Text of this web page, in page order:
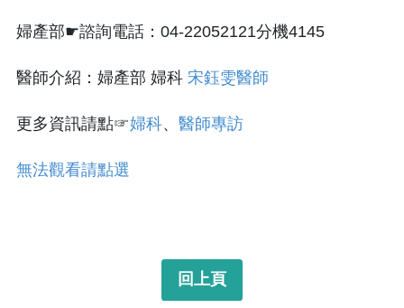
婦產部☛諮詢電話：04-22052121分機4145
醫師介紹：婦產部 婦科 宋鈺雯醫師
更多資訊請點☞婦科、 醫師專訪
無法觀看請點選
回上頁